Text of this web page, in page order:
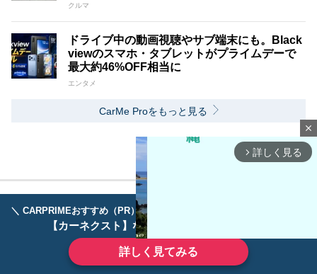
＼ CARPRIMEおすすめ（PR） ／
【カーネクスト】ならどんなクルマも高価買取
詳しく見てみる
クルマ
ドライブ中の動画視聴やサブ端末にも。Black
viewのスマホ・タブレットがプライムデーで
最大約46%OFF相当に
エンタメ
CarMe Proをもっと見る
close
arrow_forward_ios 詳しく見る